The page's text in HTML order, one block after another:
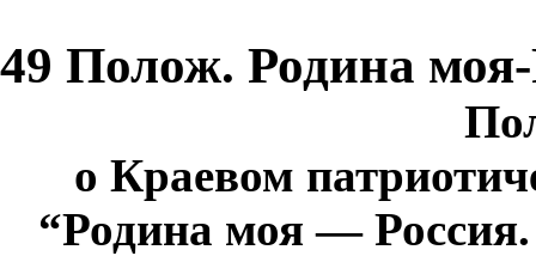
49 Полож. Родина
о Краевом
“Родина моя —